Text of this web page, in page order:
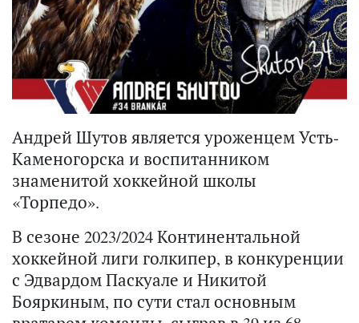
Андрей Шутов является уроженцем Усть-
Каменогорска и воспитанником
знаменитой хоккейной школы
«Торпедо».
В сезоне 2023/2024 Континентальной
хоккейной лиги голкипер, в конкуренции
с Эдвардом Паскуале и Никитой
Бояркиным, по сути стал основным